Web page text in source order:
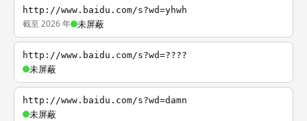
http://www.baidu.com/s?wd=yhwh
截至 2026 年 未屏蔽
http://www.baidu.com/s?wd=????
未屏蔽
http://www.baidu.com/s?wd=damn
未屏蔽